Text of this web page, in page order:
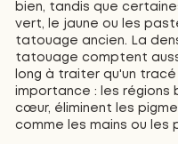
bien, tandis que
vert, le jaune ou les
tatouage ancien. La
tatouage comptent
long à traiter qu'un
importance : les régions
cœur, éliminent les
comme les mains ou les